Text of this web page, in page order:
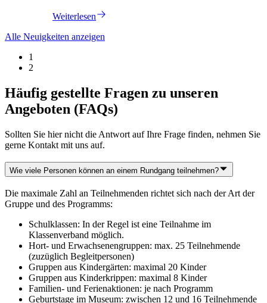
Weiterlesen
Alle Neuigkeiten anzeigen
1
2
Häufig gestellte Fragen zu unseren
Angeboten (FAQs)
Sollten Sie hier nicht die Antwort auf Ihre Frage finden, nehmen Sie
gerne Kontakt mit uns auf.
Wie viele Personen können an einem Rundgang teilnehmen?
Die maximale Zahl an Teilnehmenden richtet sich nach der Art der
Gruppe und des Programms:
Schulklassen: In der Regel ist eine Teilnahme im
Klassenverband möglich.
Hort- und Erwachsenengruppen: max. 25 Teilnehmende
(zuzüglich Begleitpersonen)
Gruppen aus Kindergärten: maximal 20 Kinder
Gruppen aus Kinderkrippen: maximal 8 Kinder
Familien- und Ferienaktionen: je nach Programm
Geburtstage im Museum: zwischen 12 und 16 Teilnehmende